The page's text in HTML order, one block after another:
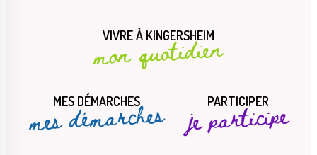
VIVRE À KINGERSHEIM
mon quotidien
MES DÉMARCHES
mes démarches PARTICIPER
je participe